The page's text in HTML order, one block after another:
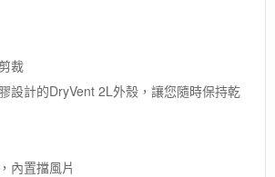
裁
設計的DryVent 2L外殼，讓您隨時保持乾
內置擋風片